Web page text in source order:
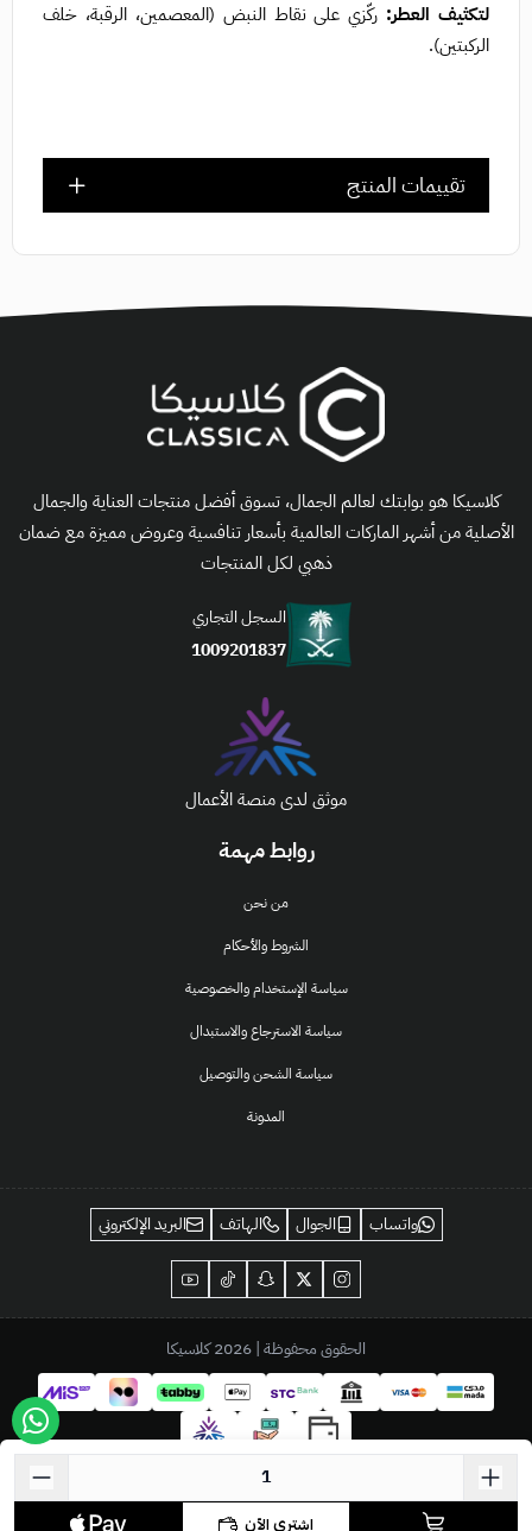
اشتري الآن
لتكثيف العطر: ركّزي على نقاط النبض (المعصمين، الرقبة، خلف
الركبتين).
تقييمات المنتج
روابط مهمة
من نحن
الشروط والأحكام
سياسة الإستخدام والخصوصية
سياسة الاسترجاع والاستبدال
سياسة الشحن والتوصيل
المدونة
كلاسيكا هو بوابتك لعالم الجمال، تسوق أفضل منتجات العناية والجمال
الأصلية من أشهر الماركات العالمية بأسعار تنافسية وعروض مميزة مع ضمان
ذهبي لكل المنتجات
السجل التجاري
1009201837
موثق لدى منصة الأعمال
واتساب الجوال الهاتف البريد الإلكتروني
الحقوق محفوظة | 2026 كلاسيكا